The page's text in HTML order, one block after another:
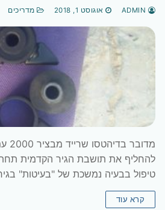
אוגוסט 1, 2018 מדריכים
להחליף את תושבת הגיר הקדמית
טיפול בבעיה נמשכת של "בעיטות"
קרא עוד